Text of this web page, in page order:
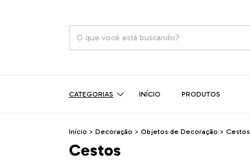
CATEGORIAS INÍCIO PRODUTOS
Início > Decoração > Objetos de Decoração > Cestos
Cestos